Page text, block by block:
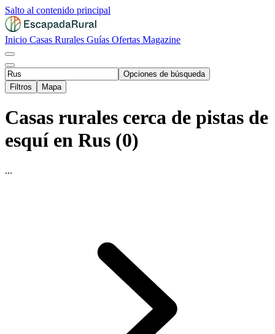
Salto al contenido principal
Inicio Casas Rurales Guías Ofertas Magazine
Opciones de búsqueda
Filtros
Mapa
Casas rurales cerca de pistas de
esquí en Rus (0)
...